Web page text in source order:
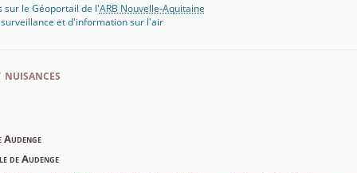
sur le Géoportail de l'ARB Nouvelle-Aquitaine
surveillance et d'information sur l'air
Audenge
de Audenge